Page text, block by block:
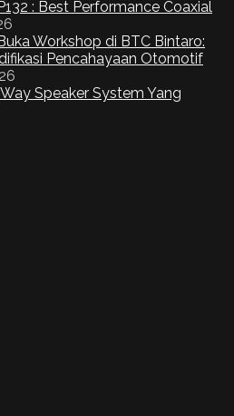
: Best Performance Coaxial
Workshop di BTC Bintaro:
Pencahayaan Otomotif
Speaker System Yang